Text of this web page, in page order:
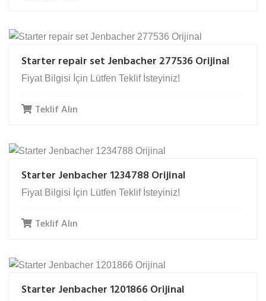
Starter repair set Jenbacher 277536 Orijinal
Fiyat Bilgisi İçin Lütfen Teklif İsteyiniz!
Teklif Alın
Starter Jenbacher 1234788 Orijinal
Fiyat Bilgisi İçin Lütfen Teklif İsteyiniz!
Teklif Alın
Starter Jenbacher 1201866 Orijinal